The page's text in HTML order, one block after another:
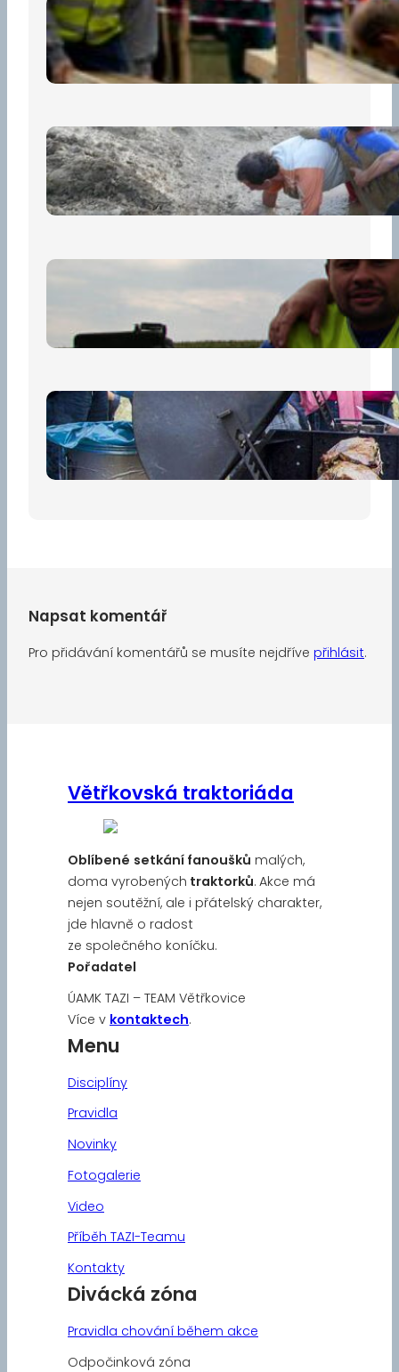
Nová pravidla pro účastníky
13 července, 2026
„Prase za prase“: Kdo doběhne
první, vyhraje!
30 června, 2026
Bezpečnost na prvním místě
15 května, 2026
Pro diváky
30 dubna, 2026
Napsat komentář
Pro přidávání komentářů se musíte nejdříve přihlásit.
Větřkovská traktoriáda
Oblíbené setkání fanoušků malých,
doma vyrobených traktorků. Akce má
nejen soutěžní, ale i přátelský charakter,
jde hlavně o radost
ze společného koníčku.
Pořadatel
ÚAMK TAZI – TEAM Větřkovice
Více v kontaktech.
Menu
Disciplíny
Pravidla
Novinky
Fotogalerie
Video
Příběh TAZI-Teamu
Kontakty
Divácká zóna
Pravidla chování během akce
Odpočinková zóna